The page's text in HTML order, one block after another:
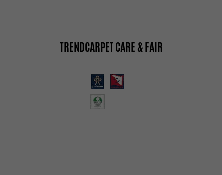
TRENDCARPET CARE & FAIR